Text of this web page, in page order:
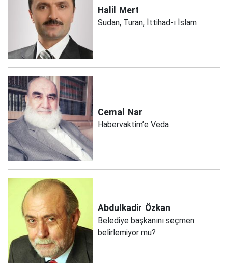
Halil Mert
Sudan, Turan, İttihad-ı İslam
Cemal Nar
Habervaktim’e Veda
Abdulkadir Özkan
Belediye başkanını seçmen
belirlemiyor mu?